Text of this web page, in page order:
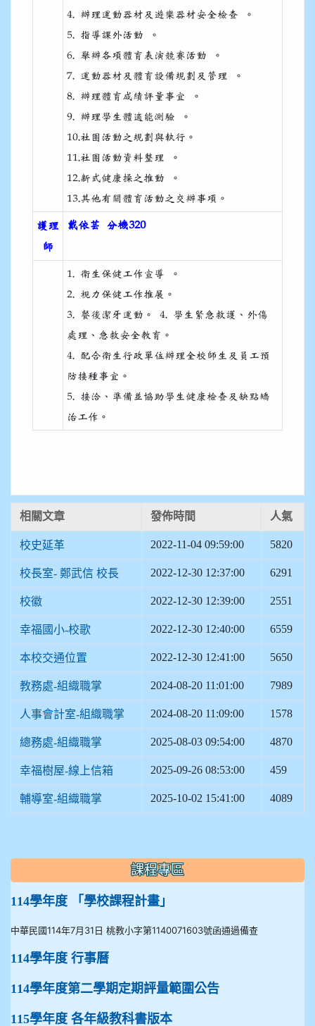
4. 辦理運動器材及遊樂器材安全檢查 。
5. 指導課外活動 。
6. 舉辦各項體育表演競賽活動 。
7. 運動器材及體育設備規劃及管理 。
8. 辦理體育成績評量事宜 。
9. 辦理學生體適能測驗 。
10.社團活動之規劃與執行。
11.社團活動資料整理 。
12.新式健康操之推動 。
13.其他有關體育活動之交辦事項。
護理
師
戴依芸 分機320
1. 衛生保健工作宣導 。
2. 視力保健工作推展。
3. 餐後潔牙運動。 4. 學生緊急救護、外傷
處理、急救安全教育。
4. 配合衛生行政單位辦理全校師生及員工預
防接種事宜。
5. 接洽、準備並協助學生健康檢查及缺點矯
治工作。
相關文章 發佈時間 人氣
校史延革 2022-11-04 09:59:00 5820
校長室- 鄭武信 校長 2022-12-30 12:37:00 6291
校徽 2022-12-30 12:39:00 2551
幸福國小-校歌 2022-12-30 12:40:00 6559
本校交通位置 2022-12-30 12:41:00 5650
教務處-組織職掌 2024-08-20 11:01:00 7989
人事會計室-組織職掌 2024-08-20 11:09:00 1578
總務處-組織職掌 2025-08-03 09:54:00 4870
幸福樹屋-線上信箱 2025-09-26 08:53:00 459
輔導室-組織職掌 2025-10-02 15:41:00 4089
::: 課程專區
114學年度 「學校課程計畫」
中華民國114年7月31日 桃教小字第1140071603號函通過備查
114學年度 行事曆
114學年度第二學期定期評量範圍公告
115學年度 各年級教科書版本